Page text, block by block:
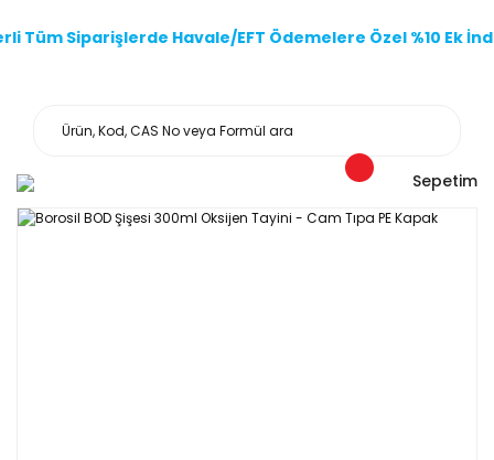
Tüm Siparişlerde Havale/EFT Ödemelere Özel %10 Ek
Sepetim